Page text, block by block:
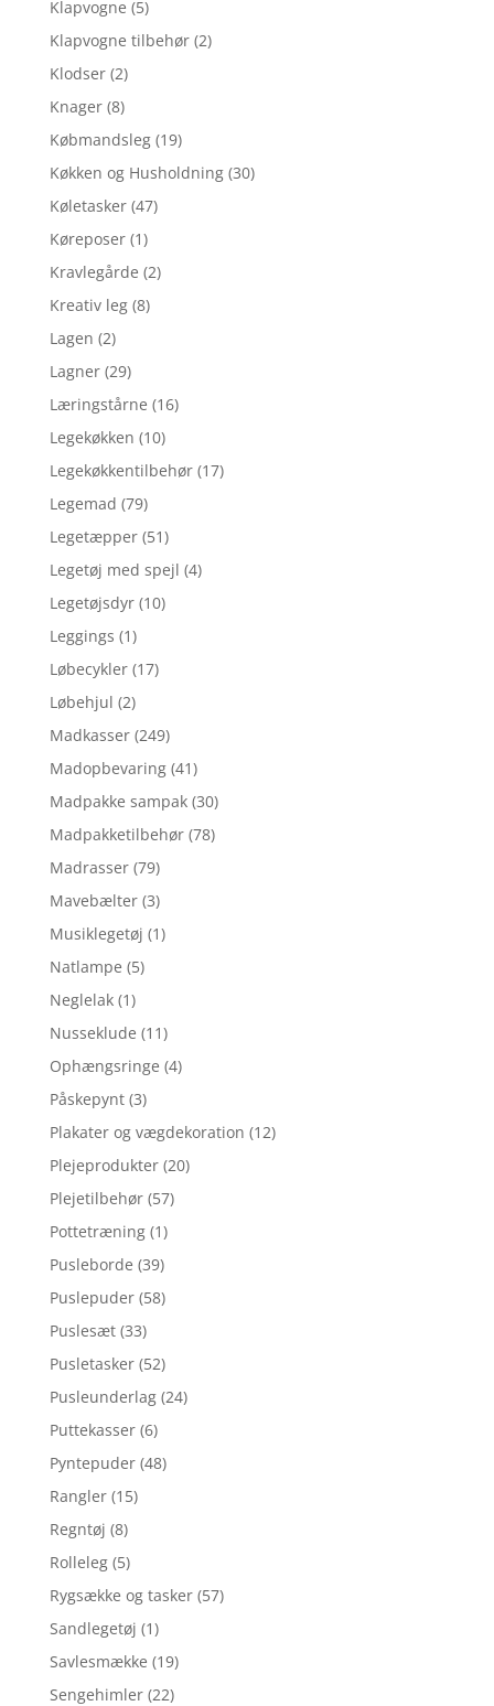
Klapvogne (5)
Klapvogne tilbehør (2)
Klodser (2)
Knager (8)
Købmandsleg (19)
Køkken og Husholdning (30)
Køletasker (47)
Køreposer (1)
Kravlegårde (2)
Kreativ leg (8)
Lagen (2)
Lagner (29)
Læringstårne (16)
Legekøkken (10)
Legekøkkentilbehør (17)
Legemad (79)
Legetæpper (51)
Legetøj med spejl (4)
Legetøjsdyr (10)
Leggings (1)
Løbecykler (17)
Løbehjul (2)
Madkasser (249)
Madopbevaring (41)
Madpakke sampak (30)
Madpakketilbehør (78)
Madrasser (79)
Mavebælter (3)
Musiklegetøj (1)
Natlampe (5)
Neglelak (1)
Nusseklude (11)
Ophængsringe (4)
Påskepynt (3)
Plakater og vægdekoration (12)
Plejeprodukter (20)
Plejetilbehør (57)
Pottetræning (1)
Pusleborde (39)
Puslepuder (58)
Puslesæt (33)
Pusletasker (52)
Pusleunderlag (24)
Puttekasser (6)
Pyntepuder (48)
Rangler (15)
Regntøj (8)
Rolleleg (5)
Rygsække og tasker (57)
Sandlegetøj (1)
Savlesmække (19)
Sengehimler (22)